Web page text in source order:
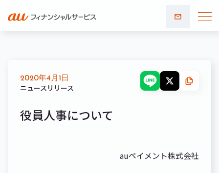
合わせ
2020年4月1日
ニュースリリース
役員人事について
auペイメント株式会社